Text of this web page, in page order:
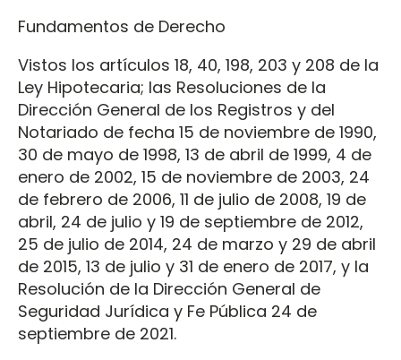
Fundamentos de Derecho
Vistos los artículos 18, 40, 198, 203 y 208 de la
Ley Hipotecaria; las Resoluciones de la
Dirección General de los Registros y del
Notariado de fecha 15 de noviembre de 1990,
30 de mayo de 1998, 13 de abril de 1999, 4 de
enero de 2002, 15 de noviembre de 2003, 24
de febrero de 2006, 11 de julio de 2008, 19 de
abril, 24 de julio y 19 de septiembre de 2012,
25 de julio de 2014, 24 de marzo y 29 de abril
de 2015, 13 de julio y 31 de enero de 2017, y la
Resolución de la Dirección General de
Seguridad Jurídica y Fe Pública 24 de
septiembre de 2021.